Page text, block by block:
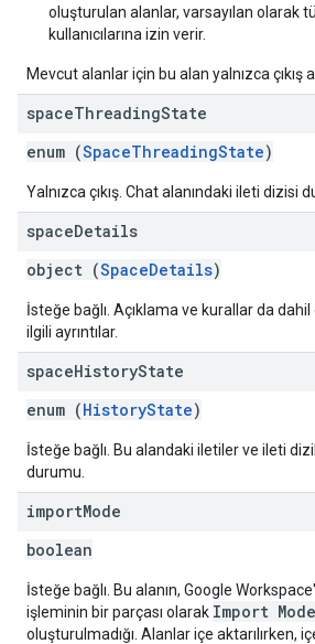
oluşturulan alanlar, varsayılan olarak
kullanıcılarına izin verir.
Mevcut alanlar için bu alan yalnızca çıkış
spaceThreadingState
enum (SpaceThreadingState)
Yalnızca çıkış. Chat alanındaki ileti dizisi
spaceDetails
object (SpaceDetails)
İsteğe bağlı. Açıklama ve kurallar da
ilgili ayrıntılar.
spaceHistoryState
enum (HistoryState)
İsteğe bağlı. Bu alandaki iletiler ve ileti
durumu.
importMode
boolean
İsteğe bağlı. Bu alanın, Google
işleminin bir parçası olarak Import Mode
oluşturulmadığı. Alanlar içe aktarılırken,